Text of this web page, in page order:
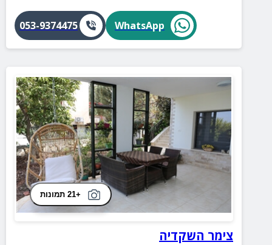
WhatsApp
053-9374475
+21 תמונות
צימר השקדיה